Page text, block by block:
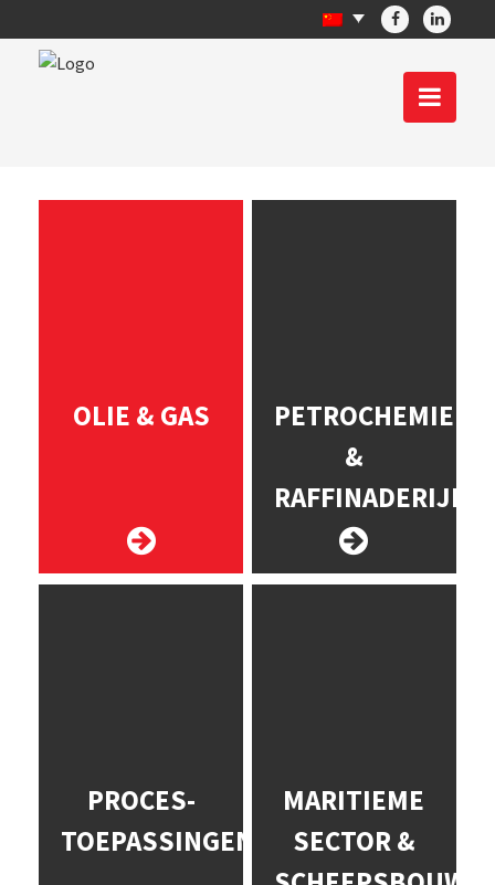
OLIE & GAS
PETROCHEMIE
&
RAFFINADERIJEN
PROCES-
TOEPASSINGEN
MARITIEME
SECTOR &